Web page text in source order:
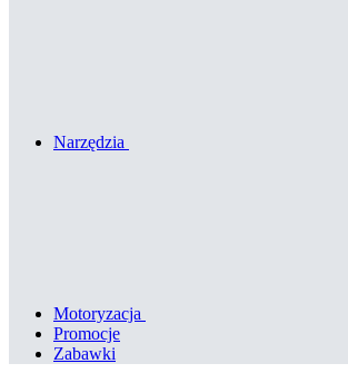
Narzędzia
Motoryzacja
Promocje
Zabawki